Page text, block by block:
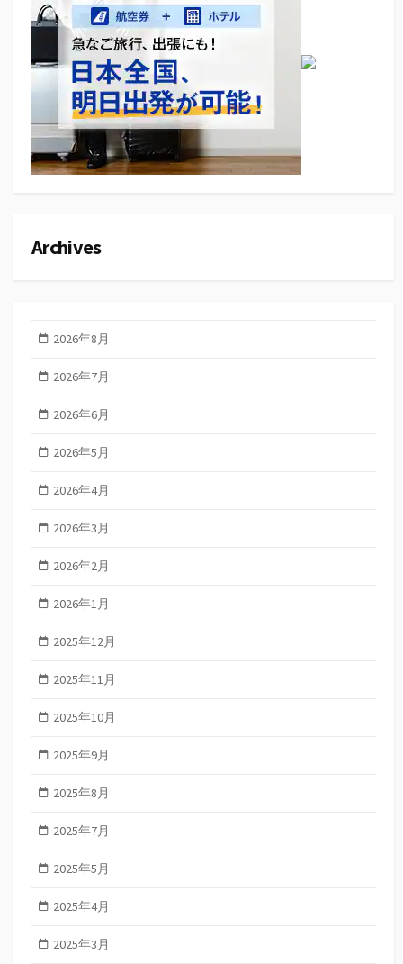
Archives
2026年8月
2026年7月
2026年6月
2026年5月
2026年4月
2026年3月
2026年2月
2026年1月
2025年12月
2025年11月
2025年10月
2025年9月
2025年8月
2025年7月
2025年5月
2025年4月
2025年3月